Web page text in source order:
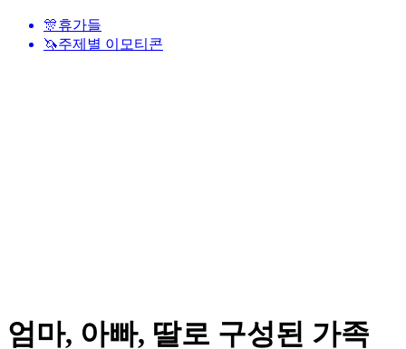
🎊휴가들
🦄주제별 이모티콘
엄마, 아빠, 딸로 구성된 가족